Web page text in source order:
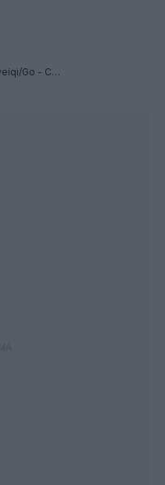
Czy archeologia wskaże źródło gry weiqi/Go - Chiny